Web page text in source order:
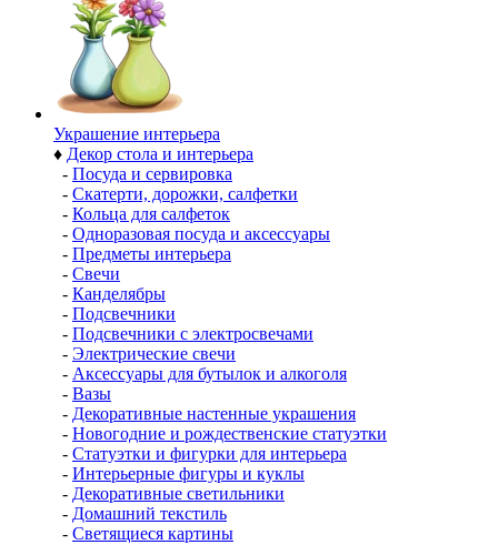
Украшение интерьера
♦ Декор стола и интерьера
- Посуда и сервировка
- Скатерти, дорожки, салфетки
- Кольца для салфеток
- Одноразовая посуда и аксессуары
- Предметы интерьера
- Свечи
- Канделябры
- Подсвечники
- Подсвечники с электросвечами
- Электрические свечи
- Аксессуары для бутылок и алкоголя
- Вазы
- Декоративные настенные украшения
- Новогодние и рождественские статуэтки
- Статуэтки и фигурки для интерьера
- Интерьерные фигуры и куклы
- Декоративные светильники
- Домашний текстиль
- Светящиеся картины